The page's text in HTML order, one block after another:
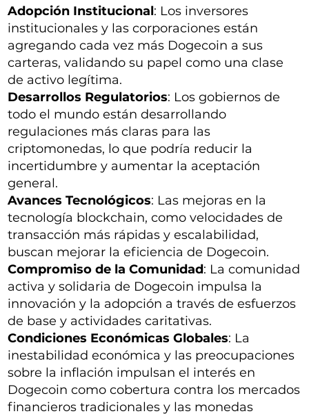
Adopción Institucional: Los inversores
institucionales y las corporaciones están
agregando cada vez más Dogecoin a sus
carteras, validando su papel como una clase
de activo legítima.
Desarrollos Regulatorios: Los gobiernos de
todo el mundo están desarrollando
regulaciones más claras para las
criptomonedas, lo que podría reducir la
incertidumbre y aumentar la aceptación
general.
Avances Tecnológicos: Las mejoras en la
tecnología blockchain, como velocidades de
transacción más rápidas y escalabilidad,
buscan mejorar la eficiencia de Dogecoin.
Compromiso de la Comunidad: La comunidad
activa y solidaria de Dogecoin impulsa la
innovación y la adopción a través de esfuerzos
de base y actividades caritativas.
Condiciones Económicas Globales: La
inestabilidad económica y las preocupaciones
sobre la inflación impulsan el interés en
Dogecoin como cobertura contra los mercados
financieros tradicionales y las monedas